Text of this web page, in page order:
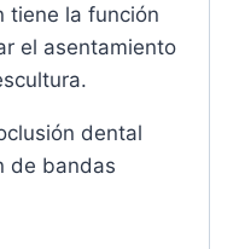
tiene la función
el asentamiento
dental
de bandas